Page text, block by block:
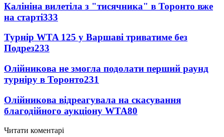
Калініна вилетіла з "тисячника" в Торонто вже
на старті333
Турнір WTA 125 у Варшаві триватиме без
Подрез233
Олійникова не змогла подолати перший раунд
турніру в Торонто231
Олійникова відреагувала на скасування
благодійного аукціону WTA80
Читати коментарі